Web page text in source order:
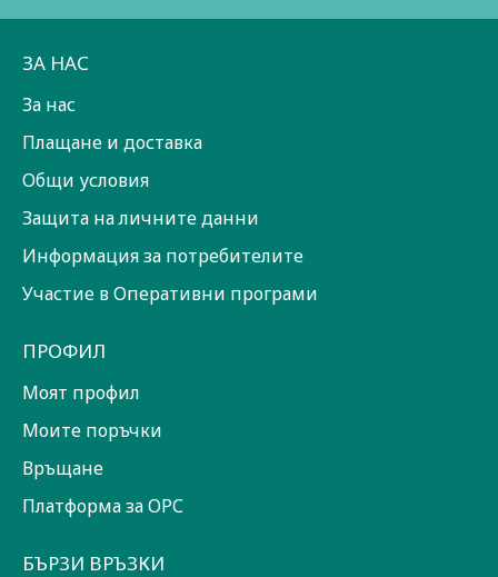
ЗА НАС
За нас
Плащане и доставка
Общи условия
Защита на личните данни
Информация за потребителите
Участие в Оперативни програми
ПРОФИЛ
Моят профил
Моите поръчки
Връщане
Платформа за ОРС
БЪРЗИ ВРЪЗКИ